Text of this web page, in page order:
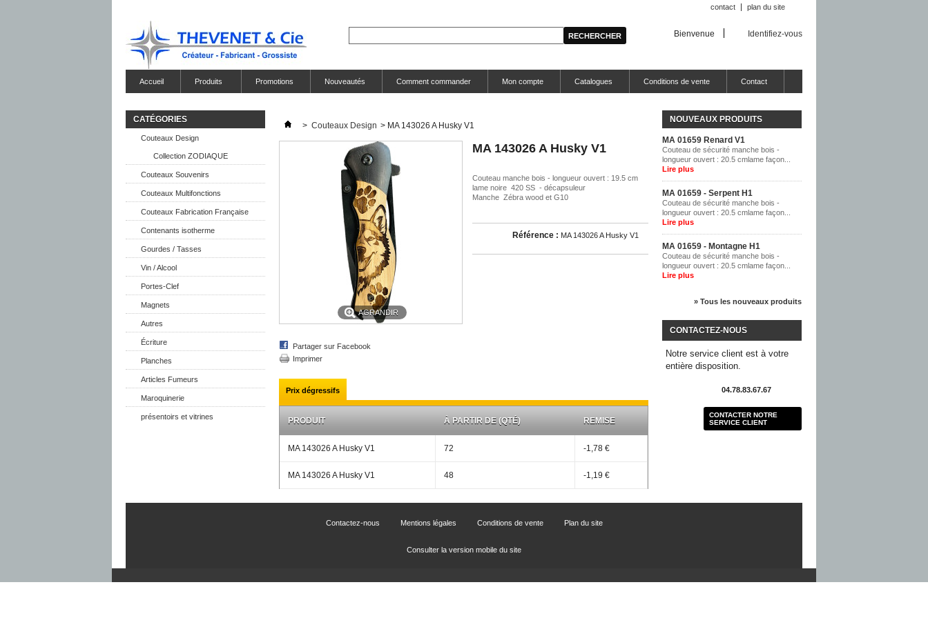
contact plan du site
Bienvenue Identifiez-vous
Accueil Produits Promotions Nouveautés Comment commander Mon compte Catalogues Conditions de vente Contact
CATÉGORIES
Couteaux Design
Collection ZODIAQUE
Couteaux Souvenirs
Couteaux Multifonctions
Couteaux Fabrication Française
Contenants isotherme
Gourdes / Tasses
Vin / Alcool
Portes-Clef
Magnets
Autres
Écriture
Planches
Articles Fumeurs
Maroquinerie
présentoirs et vitrines
> Couteaux Design > MA 143026 A Husky V1
AGRANDIR
Partager sur Facebook
Imprimer
MA 143026 A Husky V1
Couteau manche bois - longueur ouvert : 19.5 cm
lame noire 420 SS - décapsuleur
Manche Zébra wood et G10
Référence : MA 143026 A Husky V1
Prix dégressifs
PRODUIT À PARTIR DE (QTÉ) REMISE
MA 143026 A Husky V1 72 -1,78 €
MA 143026 A Husky V1 48 -1,19 €
NOUVEAUX PRODUITS
MA 01659 Renard V1
Couteau de sécurité manche bois -
longueur ouvert : 20.5 cmlame façon...
Lire plus
MA 01659 - Serpent H1
Couteau de sécurité manche bois -
longueur ouvert : 20.5 cmlame façon...
Lire plus
MA 01659 - Montagne H1
Couteau de sécurité manche bois -
longueur ouvert : 20.5 cmlame façon...
Lire plus
» Tous les nouveaux produits
CONTACTEZ-NOUS
Notre service client est à votre
entière disposition.
04.78.83.67.67
CONTACTER NOTRE
SERVICE CLIENT
Contactez-nous Mentions légales Conditions de vente Plan du site
Consulter la version mobile du site